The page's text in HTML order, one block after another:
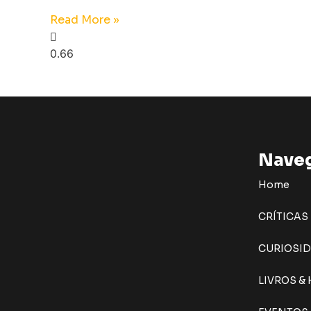
Read More »
Home
CRÍTICAS
LIVROS &